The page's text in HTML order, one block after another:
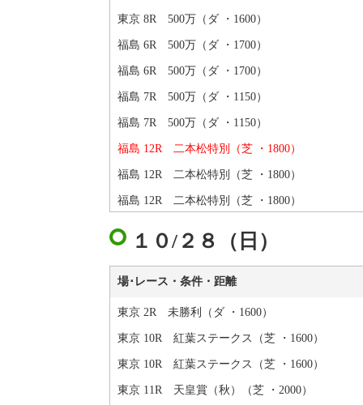
東京 8R 500万（ダ ・1600）
福島 6R 500万（ダ ・1700）
福島 6R 500万（ダ ・1700）
福島 7R 500万（ダ ・1150）
福島 7R 500万（ダ ・1150）
福島 12R 二本松特別（芝 ・1800）
福島 12R 二本松特別（芝 ・1800）
福島 12R 二本松特別（芝 ・1800）
１０/２８（日）
場･レース・条件・距離
東京 2R 未勝利（ダ ・1600）
東京 10R 紅葉ステークス（芝 ・1600）
東京 10R 紅葉ステークス（芝 ・1600）
東京 11R 天皇賞（秋）（芝 ・2000）